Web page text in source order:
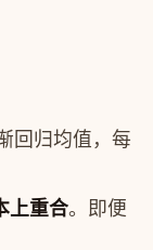
回归均值，每
上重合。即便